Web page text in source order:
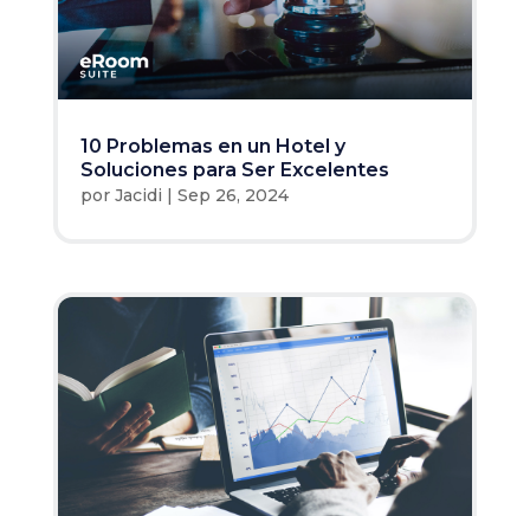
10 Problemas en un Hotel y
Soluciones para Ser Excelentes
por Jacidi | Sep 26, 2024